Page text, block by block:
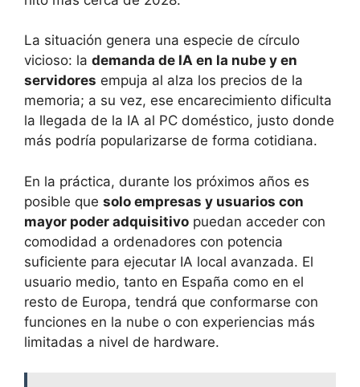
La situación genera una especie de círculo
vicioso: la demanda de IA en la nube y en
servidores empuja al alza los precios de la
memoria; a su vez, ese encarecimiento dificulta
la llegada de la IA al PC doméstico, justo donde
más podría popularizarse de forma cotidiana.
En la práctica, durante los próximos años es
posible que solo empresas y usuarios con
mayor poder adquisitivo puedan acceder con
comodidad a ordenadores con potencia
suficiente para ejecutar IA local avanzada. El
usuario medio, tanto en España como en el
resto de Europa, tendrá que conformarse con
funciones en la nube o con experiencias más
limitadas a nivel de hardware.